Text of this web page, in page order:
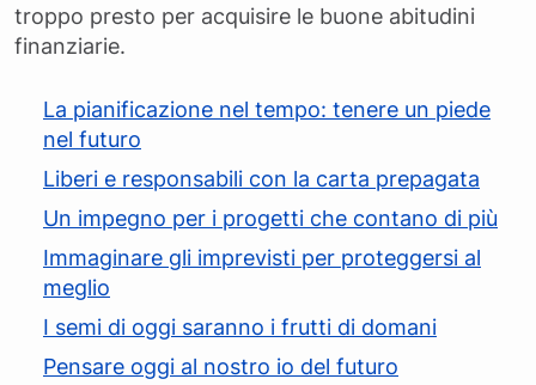
troppo presto per acquisire le buone abitudini
finanziarie.
La pianificazione nel tempo: tenere un piede
nel futuro
Liberi e responsabili con la carta prepagata
Un impegno per i progetti che contano di più
Immaginare gli imprevisti per proteggersi al
meglio
I semi di oggi saranno i frutti di domani
Pensare oggi al nostro io del futuro